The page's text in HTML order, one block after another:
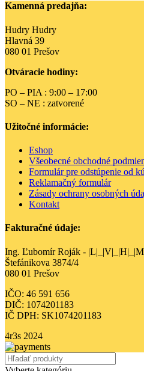
Kamenná predajňa:
Hudry Hudry
Hlavná 39
080 01 Prešov
Otváracie hodiny:
PO – PIA : 9:00 – 17:00
SO – NE : zatvorené
Užitočné informácie:
Eshop
Všeobecné obchodné
Formulár pre odstúpenie od
Reklamačný formulár
Zásady ochrany osobných
Kontakt
Fakturačné údaje:
Ing. Ľubomír Roják -
Štefánikova 3874/4
080 01 Prešov
IČO: 46 591 656
DIČ: 1074201183
IČ DPH: SK1074201183
4r3s 2024